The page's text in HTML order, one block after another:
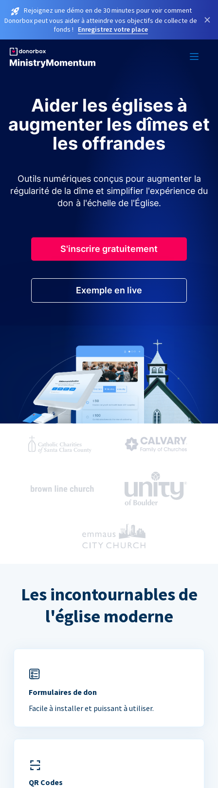
Rejoignez une démo en de 30 minutes pour voir comment
Donorbox peut vous aider à atteindre vos objectifs de collecte de
fonds !
Enregistrez votre place
×
Aider les églises à
augmenter les dîmes et
les offrandes
Outils numériques conçus pour augmenter la
régularité de la dîme et simplifier l'expérience du
don à l'échelle de l'Église.
S'inscrire gratuitement
Exemple en live
Les incontournables de
l'église moderne
Formulaires de don
Facile à installer et puissant à utiliser.
QR Codes